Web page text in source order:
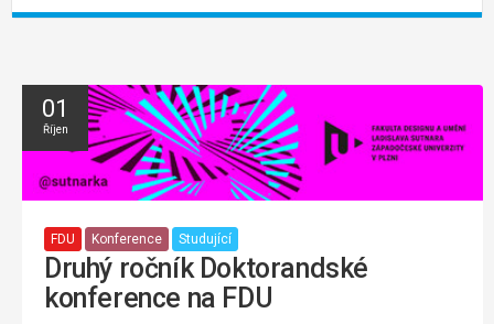
01
Říjen
FDU Konference Studující
Druhý ročník Doktorandské
konference na FDU